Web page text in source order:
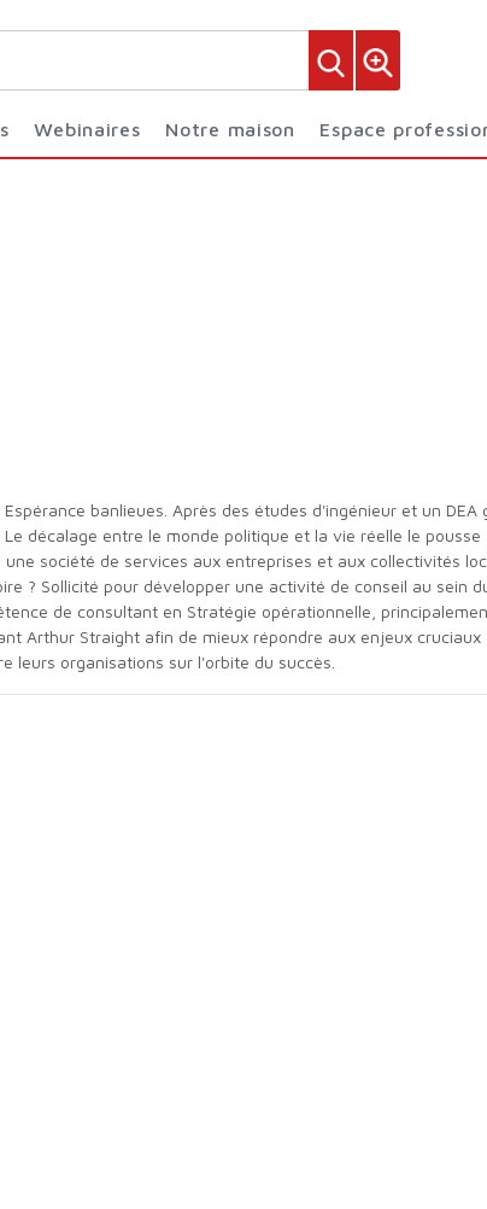
Webinaires Notre maison Espace
décalage entre le monde politique et la vie réelle le
société de services aux entreprises et aux collectivités
? Sollicité pour développer une activité de conseil au sein
de consultant en Stratégie opérationnelle,
Arthur Straight afin de mieux répondre aux enjeux
leurs organisations sur l'orbite du succès.